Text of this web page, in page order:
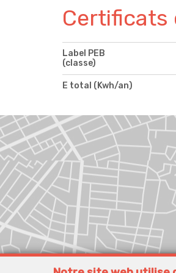
Certificats
Label PEB
(classe)
E total (Kwh/an)